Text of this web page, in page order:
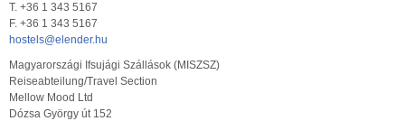
T. +36 1 343 5167
F. +36 1 343 5167
hostels@elender.hu
Magyarországi Ifsujági Szállások (MISZSZ)
Reiseabteilung/Travel Section
Mellow Mood Ltd
Dózsa György út 152